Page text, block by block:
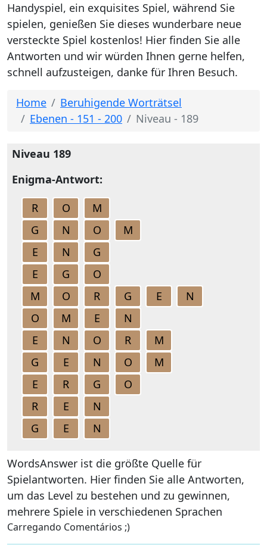
Handyspiel, ein exquisites Spiel, während Sie
spielen, genießen Sie dieses wunderbare neue
versteckte Spiel kostenlos! Hier finden Sie alle
Antworten und wir würden Ihnen gerne helfen,
schnell aufzusteigen, danke für Ihren Besuch.
Home
Beruhigende Worträtsel
Ebenen - 151 - 200
Niveau - 189
Niveau 189
Enigma-Antwort:
R
O
M
G
N O
M
E
N
G
E
G
O
M
O R G E
N
O
M E
N
E
N O R
M
G
E N O
M
E
R G
O
R
E
N
G
E N
WordsAnswer ist die größte Quelle für
Spielantworten. Hier finden Sie alle Antworten,
um das Level zu bestehen und zu gewinnen,
mehrere Spiele in verschiedenen Sprachen
Carregando Comentários ;)